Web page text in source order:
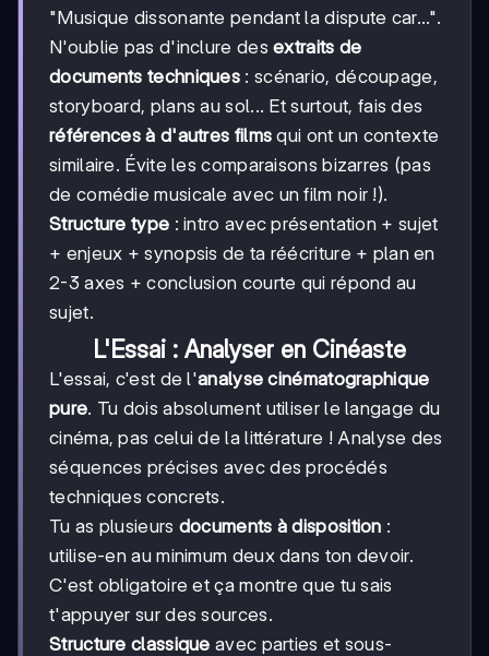
"Musique dissonante pendant la dispute car...".
N'oublie pas d'inclure desextraits de
documents techniques : scénario, découpage,
storyboard, plans au sol... Et surtout, fais des
références à d'autres films qui ont un contexte
similaire. Évite les comparaisons bizarres (pas
de comédie musicale avec un film noir !).
Structure type : intro avec présentation + sujet
+ enjeux + synopsis de ta réécriture + plan en
2-3 axes + conclusion courte qui répond au
sujet.
L'Essai : Analyser en Cinéaste
L'essai, c'est de l'analyse cinématographique
pure. Tu dois absolument utiliser le langage du
cinéma, pas celui de la littérature ! Analyse des
séquences précises avec des procédés
techniques concrets.
Tu as plusieurs documents à disposition :
utilise-en au minimum deux dans ton devoir.
C'est obligatoire et ça montre que tu sais
t'appuyer sur des sources.
Structure classique avec parties et sous-